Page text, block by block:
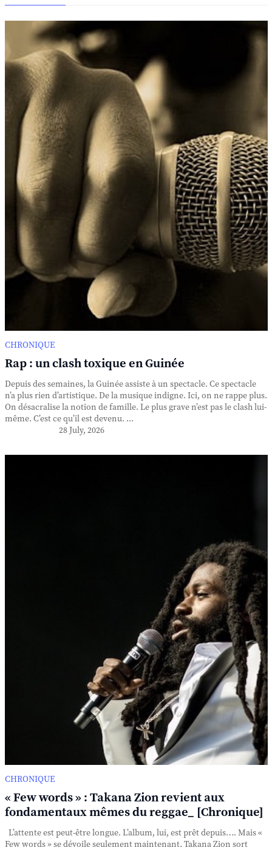
CHRONIQUE
Rap : un clash toxique en Guinée
Depuis des semaines, la Guinée assiste à un spectacle. Ce spectacle
n’a plus rien d’artistique. De la musique indigne. Ici, on ne rappe plus.
On désacralise la notion de famille. Le plus grave n’est pas le clash lui-
même. C’est ce qu’il est devenu. ...
28 July, 2026
CHRONIQUE
« Few words » : Takana Zion revient aux
fondamentaux mêmes du reggae_ [Chronique]
L’attente est peut-être longue. L’album, lui, est prêt depuis…. Mais «
Few words » se dévoile seulement maintenant. Takana Zion sort